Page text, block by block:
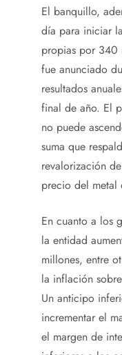
El banquillo,
día para iniciar
propias por 340
fue anunciado
resultados
final de año. El
no puede
suma que
revalorización
precio del metal
En cuanto a los
la entidad
millones, entre
la inflación
Un anticipo
incrementar el
el margen de